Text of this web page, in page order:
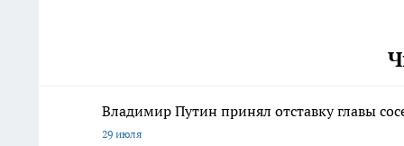
Владимир Путин принял отставку главы
29 июля